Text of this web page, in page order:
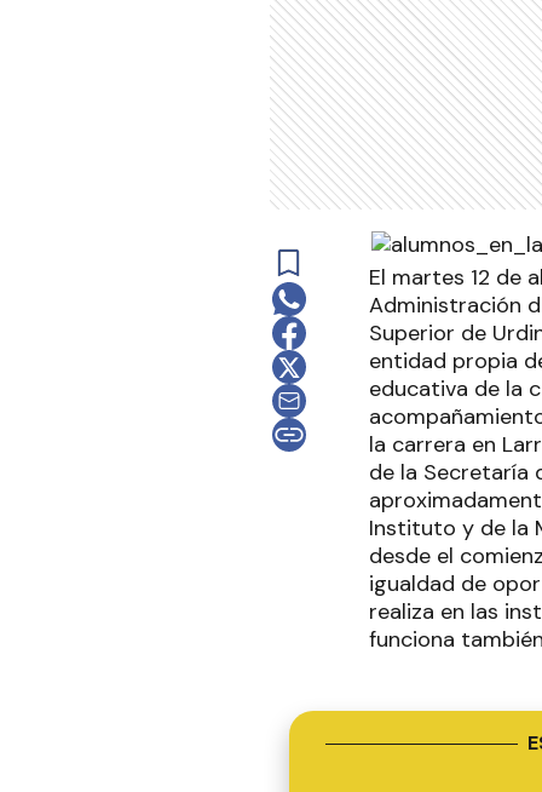
El martes 12 de
Administración
Superior de
entidad propia
educativa de la
la carrera en
de la Secretaría
Instituto y de la
desde el
igualdad de
realiza en las
funciona